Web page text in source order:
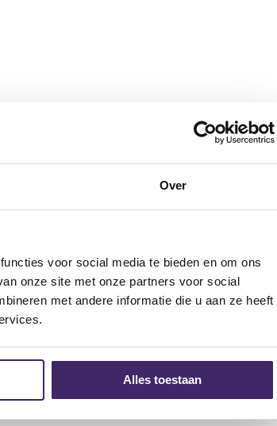
Over
voor social media te bieden en om ons
onze site met onze partners voor social
met andere informatie die u aan ze heeft
Alles toestaan